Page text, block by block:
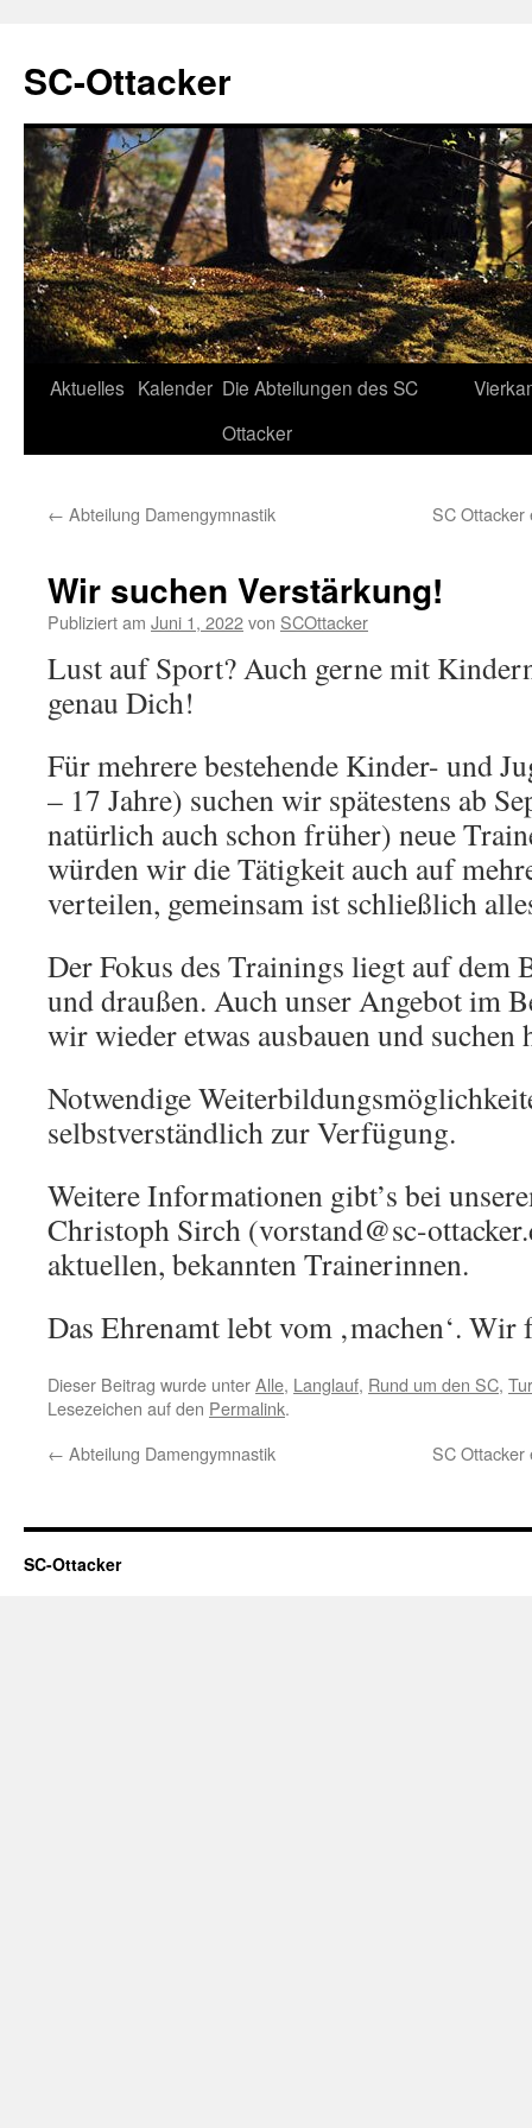
SC-Ottacker
Zum
Aktuelles Kalender Die Abteilungen des SC
Ottacker
← Abteilung Damengymnastik SC Ottacker
Wir suchen Verstärkung!
Publiziert am Juni 1, 2022von SCOttacker
Lust auf Sport? Auch gerne mit
genau Dich!
Für mehrere bestehende Kinder- und
– 17 Jahre) suchen wir spätestens ab
natürlich auch schon früher) neue
würden wir die Tätigkeit auch auf
verteilen, gemeinsam ist schließlich
Der Fokus des Trainings liegt auf dem
und draußen. Auch unser Angebot im
wir wieder etwas ausbauen und
Notwendige
selbstverständlich zur Verfügung.
Weitere Informationen gibt’s bei
Christoph Sirch (vorstand@sc-
aktuellen, bekannten Trainerinnen.
Das Ehrenamt lebt vom ‚machen‘.
Dieser Beitrag wurde unterAlle, Langlauf, Rund um den SC,
Lesezeichen auf den Permalink.
← Abteilung Damengymnastik SC Ottacker
SC-Ottacker